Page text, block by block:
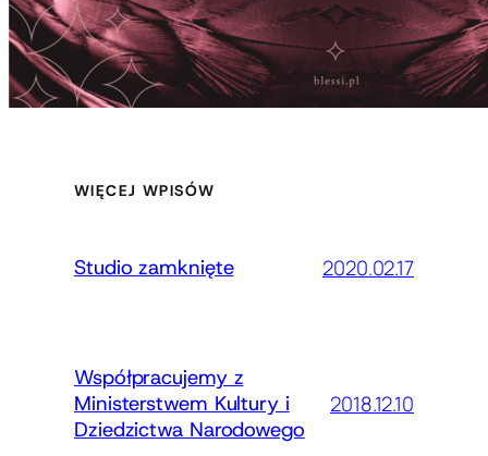
WIĘCEJ WPISÓW
Studio zamknięte 2020.02.17
Współpracujemy z
Ministerstwem Kultury i
Dziedzictwa Narodowego
2018.12.10